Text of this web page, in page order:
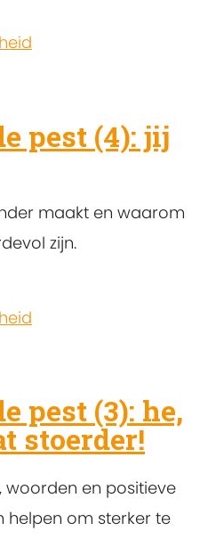
pest (4): jij
maakt en waarom
zijn.
pest (3): he,
stoerder!
woorden en positieve
helpen om sterker te